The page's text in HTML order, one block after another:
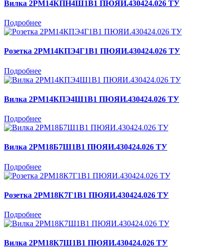
Вилка 2РМ14КПН4Ш1В1 ПЮЯИ.430424.026 ТУ
Подробнее
Розетка 2РМ14КПЭ4Г1В1 ПЮЯИ.430424.026 ТУ
Подробнее
Вилка 2РМ14КПЭ4Ш1В1 ПЮЯИ.430424.026 ТУ
Подробнее
Вилка 2РМ18Б7Ш1В1 ПЮЯИ.430424.026 ТУ
Подробнее
Розетка 2РМ18К7Г1В1 ПЮЯИ.430424.026 ТУ
Подробнее
Вилка 2РМ18К7Ш1В1 ПЮЯИ.430424.026 ТУ